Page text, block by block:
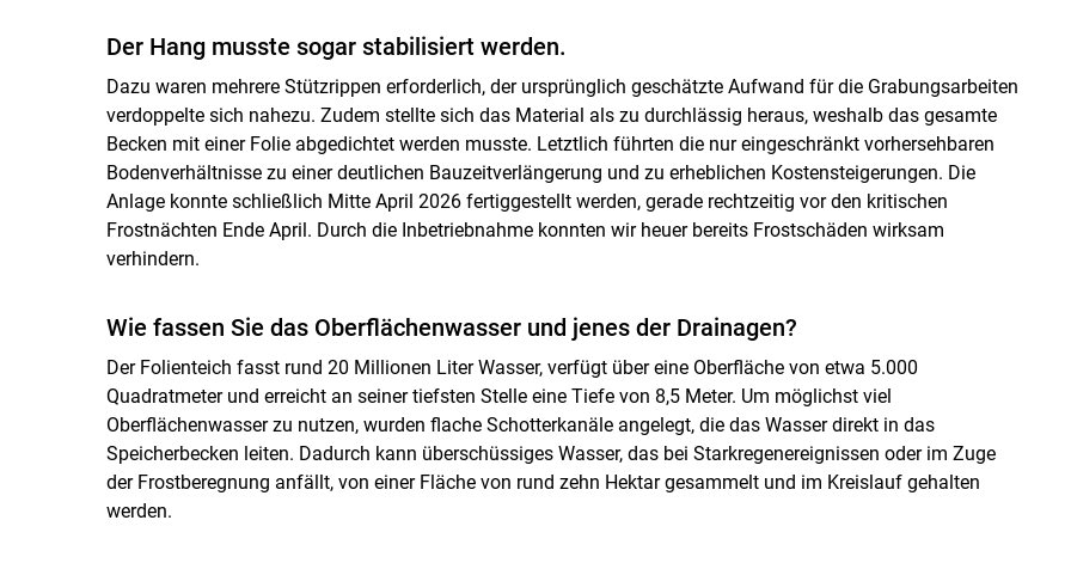
Der Hang musste sogar stabilisiert werden.
Dazu waren mehrere Stützrippen erforderlich, der ursprünglich geschätzte Aufwand für die Grabungsarbeiten
verdoppelte sich nahezu. Zudem stellte sich das Material als zu durchlässig heraus, weshalb das gesamte
Becken mit einer Folie abgedichtet werden musste. Letztlich führten die nur eingeschränkt vorhersehbaren
Bodenverhältnisse zu einer deutlichen Bauzeitverlängerung und zu erheblichen Kostensteigerungen. Die
Anlage konnte schließlich Mitte April 2026 fertiggestellt werden, gerade rechtzeitig vor den kritischen
Frostnächten Ende April. Durch die Inbetriebnahme konnten wir heuer bereits Frostschäden wirksam
verhindern.
Wie fassen Sie das Oberflächenwasser und jenes der Drainagen?
Der Folienteich fasst rund 20 Millionen Liter Wasser, verfügt über eine Oberfläche von etwa 5.000
Quadratmeter und erreicht an seiner tiefsten Stelle eine Tiefe von 8,5 Meter. Um möglichst viel
Oberflächenwasser zu nutzen, wurden flache Schotterkanäle angelegt, die das Wasser direkt in das
Speicherbecken leiten. Dadurch kann überschüssiges Wasser, das bei Starkregenereignissen oder im Zuge
der Frostberegnung anfällt, von einer Fläche von rund zehn Hektar gesammelt und im Kreislauf gehalten
werden.